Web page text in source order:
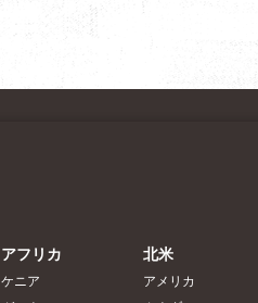
アフリカ
ケニア
北米
アメリカ